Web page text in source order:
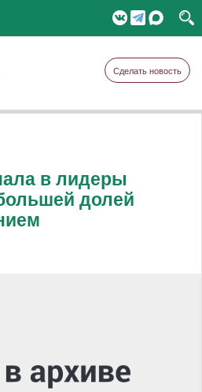
Сделать новость
в лидеры
долей